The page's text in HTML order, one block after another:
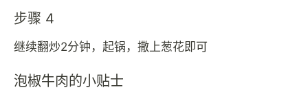
步骤 4
继续翻炒2分钟，起锅，撒上葱花即可
泡椒牛肉的小贴士